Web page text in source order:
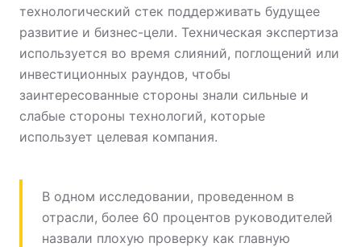
технологический стек поддерживать будущее
развитие и бизнес-цели. Техническая экспертиза
используется во время слияний, поглощений или
инвестиционных раундов, чтобы
заинтересованные стороны знали сильные и
слабые стороны технологий, которые
использует целевая компания.
В одном исследовании, проведенном в
отрасли, более 60 процентов руководителей
назвали плохую проверку как главную